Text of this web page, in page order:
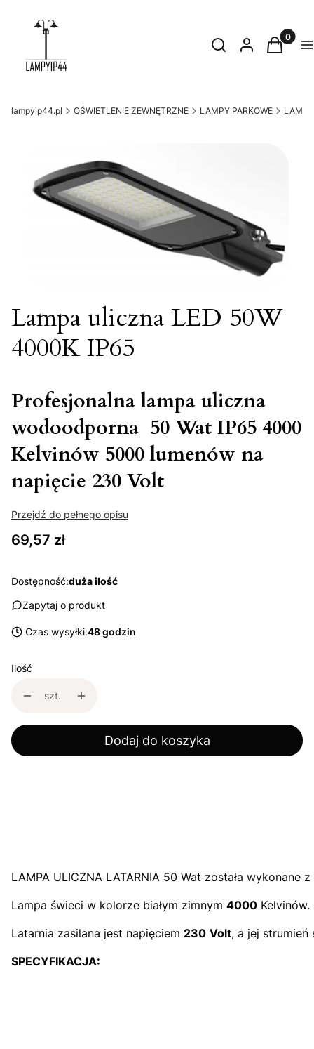
Otwórz
SzukajZaloguj sięKoszyk
lampyip44.pl OŚWIETLENIE ZEWNĘTRZNE LAMPY PARKOWE
Lampa uliczna LED 50W
4000K IP65
Profesjonalna lampa uliczna
wodoodporna 50 Wat IP65 4000
Kelvinów 5000 lumenów na
napięcie 230 Volt
Przejdź do pełnego opisu
Cena
69,57 zł
Dostępność:duża ilość
Zapytaj o produkt
Czas wysyłki:48 godzin
Ilość
szt.
Dodaj do koszyka
LAMPA ULICZNA LATARNIA 50 Wat została
Lampa świeci w kolorze białym zimnym 4000 Kelvinów.
Latarnia zasilana jest napięciem 230 Volt, a jej
SPECYFIKACJA: